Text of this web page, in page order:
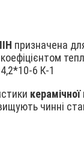
призначена
6 К-1
чинні